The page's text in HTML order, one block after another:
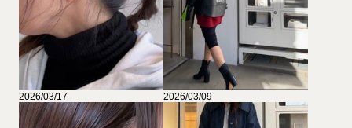
2026/03/17 2026/03/09